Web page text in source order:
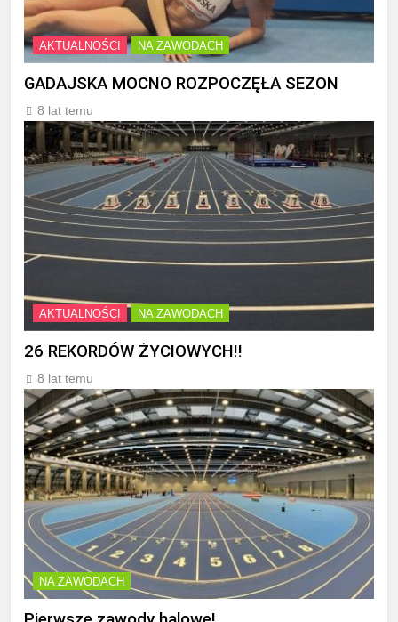
AKTUALNOŚCI NA ZAWODACH
GADAJSKA MOCNO ROZPOCZĘŁA SEZON
8 lat temu
AKTUALNOŚCI NA ZAWODACH
26 REKORDÓW ŻYCIOWYCH!!
8 lat temu
NA ZAWODACH